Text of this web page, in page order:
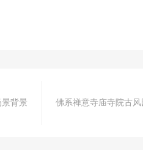
背景
佛系禅意寺庙寺院古